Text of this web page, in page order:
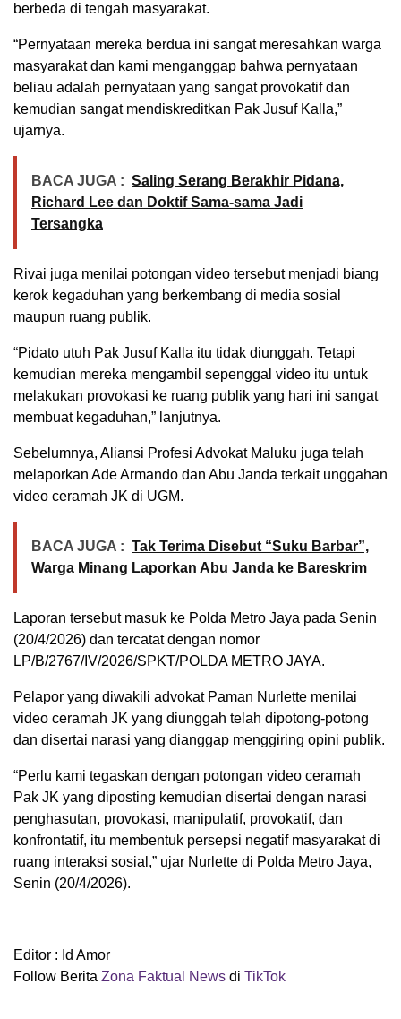
berbeda di tengah masyarakat.
“Pernyataan mereka berdua ini sangat meresahkan warga
masyarakat dan kami menganggap bahwa pernyataan
beliau adalah pernyataan yang sangat provokatif dan
kemudian sangat mendiskreditkan Pak Jusuf Kalla,”
ujarnya.
BACA JUGA : Saling Serang Berakhir Pidana,
Richard Lee dan Doktif Sama-sama Jadi
Tersangka
Rivai juga menilai potongan video tersebut menjadi biang
kerok kegaduhan yang berkembang di media sosial
maupun ruang publik.
“Pidato utuh Pak Jusuf Kalla itu tidak diunggah. Tetapi
kemudian mereka mengambil sepenggal video itu untuk
melakukan provokasi ke ruang publik yang hari ini sangat
membuat kegaduhan,” lanjutnya.
Sebelumnya, Aliansi Profesi Advokat Maluku juga telah
melaporkan Ade Armando dan Abu Janda terkait unggahan
video ceramah JK di UGM.
BACA JUGA : Tak Terima Disebut “Suku Barbar”,
Warga Minang Laporkan Abu Janda ke Bareskrim
Laporan tersebut masuk ke Polda Metro Jaya pada Senin
(20/4/2026) dan tercatat dengan nomor
LP/B/2767/IV/2026/SPKT/POLDA METRO JAYA.
Pelapor yang diwakili advokat Paman Nurlette menilai
video ceramah JK yang diunggah telah dipotong-potong
dan disertai narasi yang dianggap menggiring opini publik.
“Perlu kami tegaskan dengan potongan video ceramah
Pak JK yang diposting kemudian disertai dengan narasi
penghasutan, provokasi, manipulatif, provokatif, dan
konfrontatif, itu membentuk persepsi negatif masyarakat di
ruang interaksi sosial,” ujar Nurlette di Polda Metro Jaya,
Senin (20/4/2026).
Editor : Id Amor
Follow Berita Zona Faktual News di TikTok